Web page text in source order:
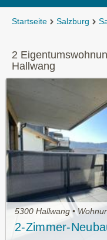
Startseite Salzburg
2
Hallwang
5300 Hallwang •
2-Zimmer-